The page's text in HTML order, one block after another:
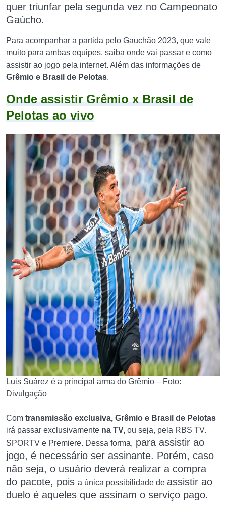
quer triunfar pela segunda vez no Campeonato
Gaúcho.
Para acompanhar a partida pelo Gauchão 2023, que vale
muito para ambas equipes, saiba onde vai passar e como
assistir ao jogo pela internet. Além das informações de
Grêmio e Brasil de Pelotas.
Onde assistir Grêmio x Brasil de
Pelotas ao vivo
Luis Suárez é a principal arma do Grêmio – Foto:
Divulgação
Com transmissão exclusiva, Grêmio e Brasil de Pelotas
irá passar exclusivamente na TV, ou seja, pela RBS TV.
SPORTV e Premiere. Dessa forma, para assistir ao
jogo, é necessário ser assinante. Porém, caso
não seja, o usuário deverá realizar a compra
do pacote, pois a única possibilidade de assistir ao
duelo é aqueles que assinam o serviço pago.